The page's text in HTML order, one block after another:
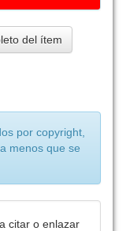
del ítem
por copyright,
menos que se
citar o enlazar